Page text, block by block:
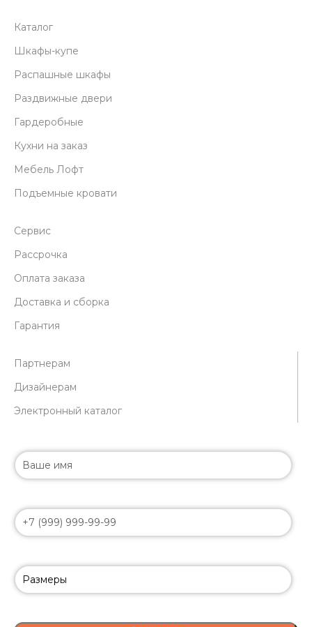
Каталог
Шкафы-купе
Распашные шкафы
Раздвижные двери
Гардеробные
Кухни на заказ
Мебель Лофт
Подъемные кровати
Сервис
Рассрочка
Оплата заказа
Доставка и сборка
Гарантия
Партнерам
Дизайнерам
Электронный каталог